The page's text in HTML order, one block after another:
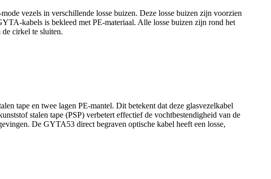
vezels in verschillende losse buizen. Deze losse buizen zijn voorzien
kabels is bekleed met PE-materiaal. Alle losse buizen zijn rond het
cirkel te sluiten.
tape en twee lagen PE-mantel. Dit betekent dat deze glasvezelkabel
stalen tape (PSP) verbetert effectief de vochtbestendigheid van de
De GYTA53 direct begraven optische kabel heeft een losse,